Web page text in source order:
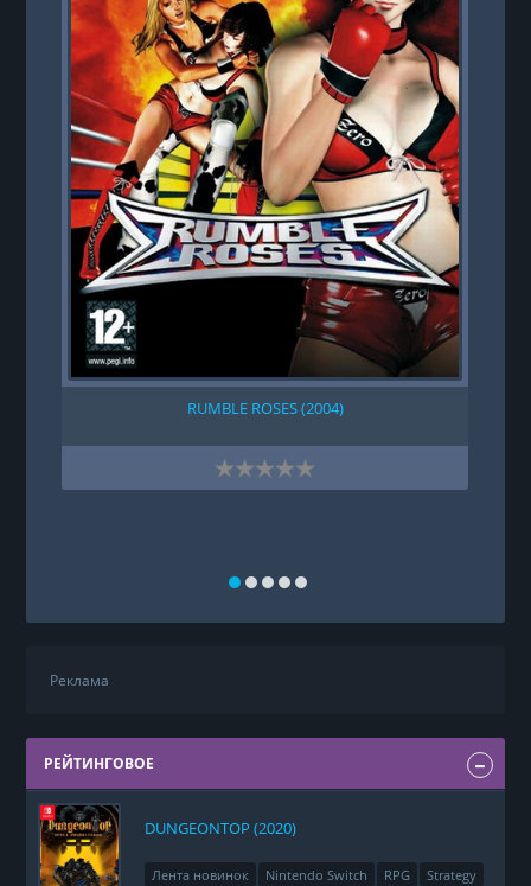
RUMBLE ROSES (2004)
Реклама
РЕЙТИНГОВОЕ
DUNGEONTOP (2020)
Лента новинок Nintendo Switch RPG Strategy